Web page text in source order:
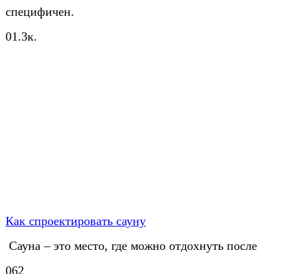
специфичен.
01.3к.
Как спроектировать сауну
​ Сауна – это место, где можно отдохнуть после
062